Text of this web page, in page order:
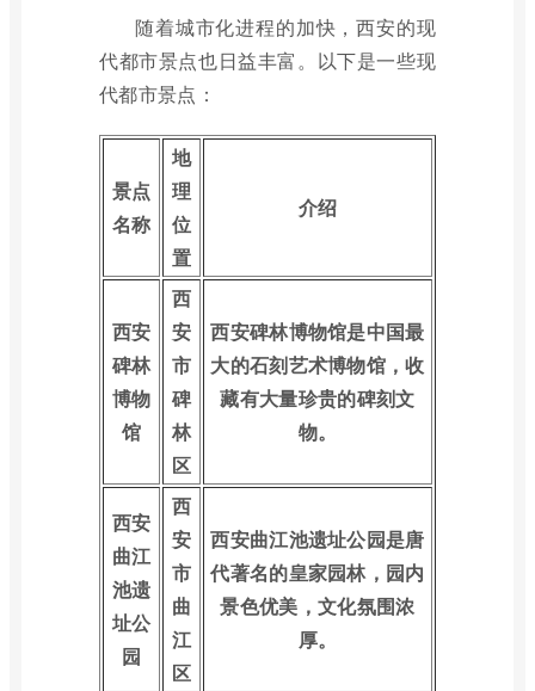
随着城市化进程的加快，西安的现
代都市景点也日益丰富。以下是一些现
代都市景点：
景点
名称
地
理
位
置
介绍
西安
碑林
博物
馆
西
安
市
碑
林
区
西安碑林博物馆是中国最
大的石刻艺术博物馆，收
藏有大量珍贵的碑刻文
物。
西安
曲江
池遗
址公
园
西
安
市
曲
江
区
西安曲江池遗址公园是唐
代著名的皇家园林，园内
景色优美，文化氛围浓
厚。